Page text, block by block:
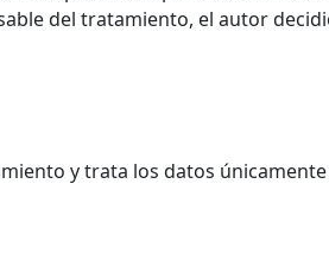
del tratamiento, el autor
y trata los datos